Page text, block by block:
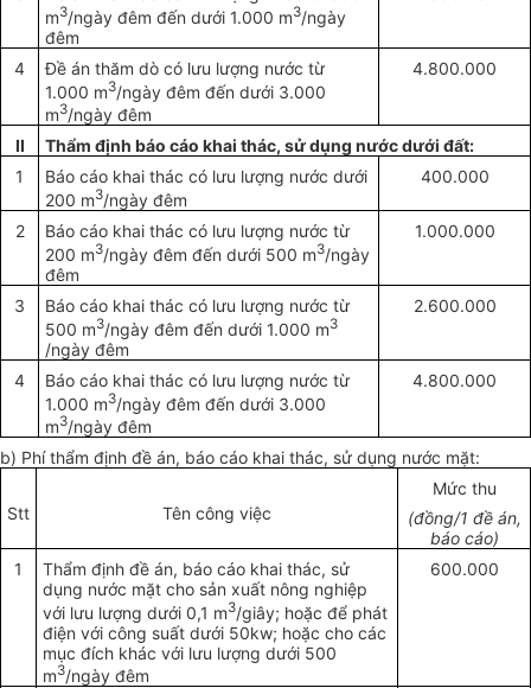
m3/ngày đêm đến dưới 1.000 m3/ngày
đêm
4
Đề án thăm dò có lưu lượng nước từ
1.000 m3/ngày đêm đến dưới 3.000
m3/ngày đêm
4.800.000
II Thẩm định báo cáo khai thác, sử dụng nước dưới đất:
1
Báo cáo khai thác có lưu lượng nước dưới
200 m3/ngày đêm
400.000
2
Báo cáo khai thác có lưu lượng nước từ
200 m3/ngày đêm đến dưới 500 m3/ngày
đêm
1.000.000
3
Báo cáo khai thác có lưu lượng nước từ
500 m3/ngày đêm đến dưới 1.000 m3
/ngày đêm
2.600.000
4
Báo cáo khai thác có lưu lượng nước từ
1.000 m3/ngày đêm đến dưới 3.000
m3/ngày đêm
4.800.000
b) Phí thẩm định đề án, báo cáo khai thác, sử dụng nước mặt:
Stt Tên công việc
Mức thu
(đồng/1 đề án,
báo cáo)
1
Thẩm định đề án, báo cáo khai thác, sử
dụng nước mặt cho sản xuất nông nghiệp
với lưu lượng dưới 0,1 m3/giây; hoặc để phát
điện với công suất dưới 50kw; hoặc cho các
mục đích khác với lưu lượng dưới 500
m3/ngày đêm
600.000